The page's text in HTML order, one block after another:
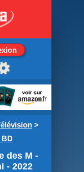
>
BD
des M -
- 2022